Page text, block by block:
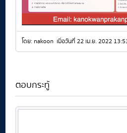
โดย: nakoon เมื่อวันที่ 22 เม.ย. 2022
ตอบกระทู้